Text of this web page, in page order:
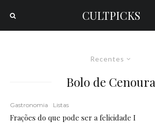
CULTPICKS
Recentes
Bolo de Cenoura
Gastronomia Listas
Frações do que pode ser a felicidade I